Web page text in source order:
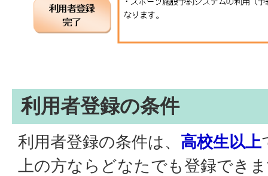
利用者登録の条件
利用者登録の条件は、 高校生以上
上の方ならどなたでも登録でき